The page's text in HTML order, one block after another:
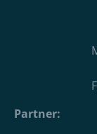
Partner: